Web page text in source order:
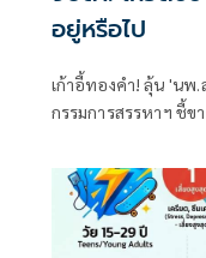
อยู่หรือไป
เก้าอี้ทองคำ! ลุ้น 'นพ
กรรมการสรรหาฯ ชี้ข